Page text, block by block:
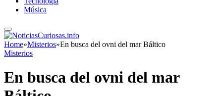
Música
Home»Misterios»En busca del ovni del mar Báltico
Misterios
En busca del ovni del mar